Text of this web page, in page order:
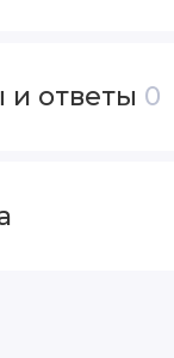
и ответы 0